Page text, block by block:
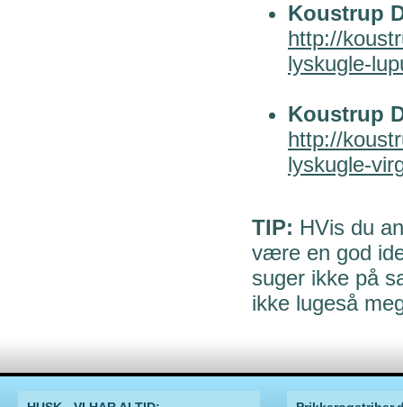
Koustrup
http://
lyskugle-
Koustrup
http://
lyskugle-
TIP: HVis du
være en god
suger ikke på
ikke lugeså